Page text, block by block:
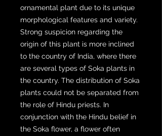
ornamental plant due to its unique
morphological features and variety.
Strong suspicion regarding the
origin of this plant is more inclined
to the country of India, where there
are several types of Soka plants in
the country. The distribution of Soka
plants could not be separated from
the role of Hindu priests. In
conjunction with the Hindu belief in
the Soka flower, a flower often